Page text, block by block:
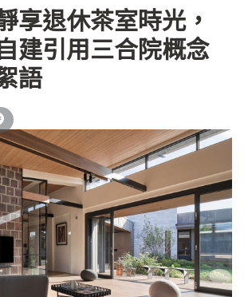
享退休茶室時光，
建引用三合院概念
語